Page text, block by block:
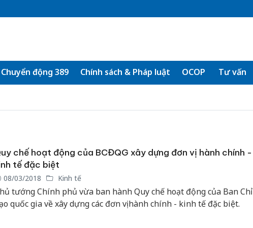
Chuyển động 389 Chính sách & Pháp luật OCOP Tư vấn
chế hoạt động của BCĐQG xây dựng đơn vị hành chính -
tế đặc biệt
08/03/2018 Kinh tế
tướng Chính phủ vừa ban hành Quy chế hoạt động của Ban Chỉ
quốc gia về xây dựng các đơn vị hành chính - kinh tế đặc biệt.